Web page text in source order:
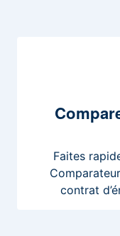
Faites
contrat